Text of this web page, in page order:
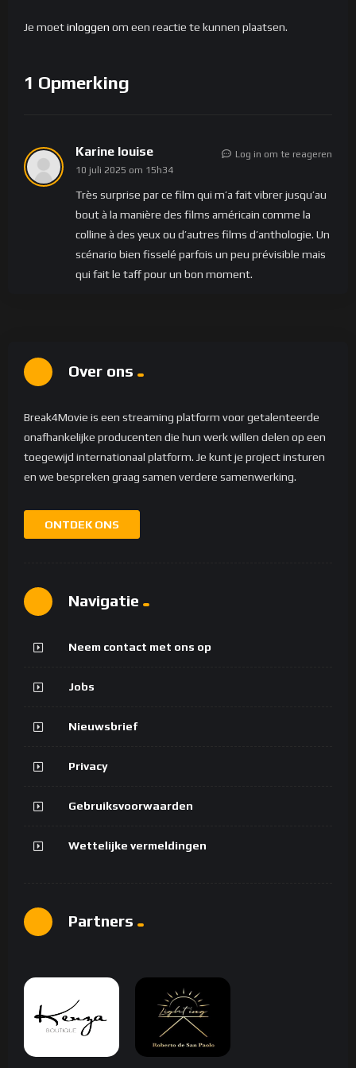
- **Dorp 5** - Jean Goss
- **Dorp 8** - Sophie Juvenon
- **Dorp 12** - Daniel Jost
- **Dorp 13** - François Couturier
- **Dorp 14** - Janine Couturier
- **Dorp 15** - Samuel Samouelian
- **Dorp 16** - Ayoub Gramy
- **Villageois 17** - Nadine Rhone
- **Dorp 18** - Mediha Sakref
####
- **Assassin 1** - Mohamed Sakref
- Assassin 3** - Elyesse Ba
- **Assassin 4** - Kameel Guettaf
- Huurmoordenaar 5** - Thomas Beclay
- Assassin 6** - Yann Morel
Je moetinloggen om een reactie te kunnen plaatsen.
1 Opmerking
Karine louise
10 juli 2025 om 15h34
Très surprise par ce film qui m’a fait vibrer jusqu’au
bout à la manière des films américain comme la
colline à des yeux ou d’autres films d’anthologie. Un
scénario bien fisselé parfois un peu prévisible mais
qui fait le taff pour un bon moment.
Log in om te reageren
Over ons
Break4Movie is een streaming platform voor getalenteerde
onafhankelijke producenten die hun werk willen delen op een
toegewijd internationaal platform. Je kunt je project insturen
en we bespreken graag samen verdere samenwerking.
ONTDEK ONS
Navigatie
Neem contact met ons op
Jobs
Nieuwsbrief
Privacy
Gebruiksvoorwaarden
Wettelijke vermeldingen
Partners